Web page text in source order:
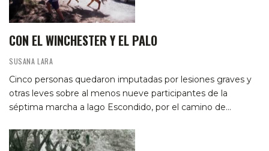
CON EL WINCHESTER Y EL PALO
SUSANA LARA
Cinco personas quedaron imputadas por lesiones graves y
otras leves sobre al menos nueve participantes de la
séptima marcha a lago Escondido, por el camino de…